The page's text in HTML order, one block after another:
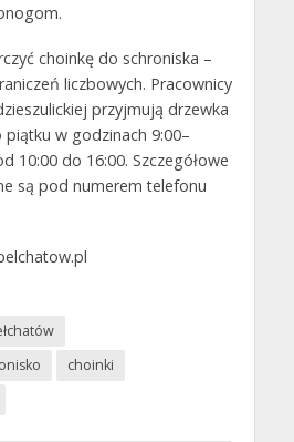
choinkę do schroniska –
liczbowych. Pracownicy
przyjmują drzewka
w godzinach 9:00–
10:00 do 16:00. Szczegółowe
są pod numerem telefonu
choinki